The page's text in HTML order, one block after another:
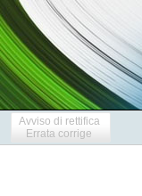
Avviso di rettifica
Errata corrige